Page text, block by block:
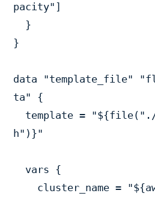
pacity"]
}
}
data "template_file"
ta" {
template = "${file("./
h")}"
vars {
cluster_name =